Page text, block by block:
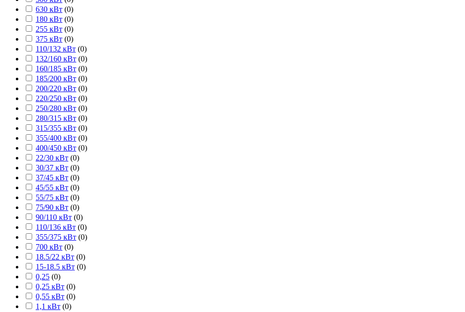
630 кВт (0)
180 кВт (0)
255 кВт (0)
375 кВт (0)
110/132 кВт (0)
132/160 кВт (0)
160/185 кВт (0)
185/200 кВт (0)
200/220 кВт (0)
220/250 кВт (0)
250/280 кВт (0)
280/315 кВт (0)
315/355 кВт (0)
355/400 кВт (0)
400/450 кВт (0)
22/30 кВт (0)
30/37 кВт (0)
37/45 кВт (0)
45/55 кВт (0)
55/75 кВт (0)
75/90 кВт (0)
90/110 кВт (0)
110/136 кВт (0)
355/375 кВт (0)
700 кВт (0)
18.5/22 кВт (0)
15-18.5 кВт (0)
0,25 (0)
0,25 кВт (0)
0,55 кВт (0)
1,1 кВт (0)